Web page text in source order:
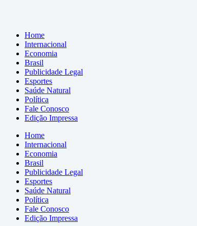
Home
Internacional
Economia
Brasil
Publicidade Legal
Esportes
Saúde Natural
Política
Fale Conosco
Edição Impressa
Home
Internacional
Economia
Brasil
Publicidade Legal
Esportes
Saúde Natural
Política
Fale Conosco
Edição Impressa